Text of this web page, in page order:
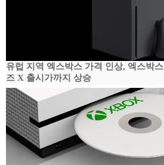
유럽 지역 엑스박스 가격 인상, 엑스박
즈 X 출시가까지 상승